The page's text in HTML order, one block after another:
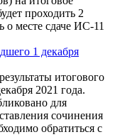
проходить 2
о месте сдаче ИС-11
1 декабря
итогового
2021 года.
для
сочинения
обратиться с